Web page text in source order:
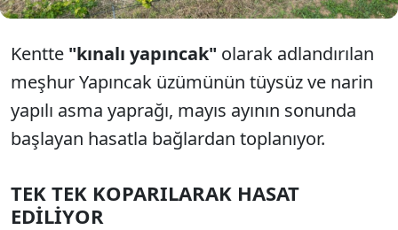
Kentte "kınalı yapıncak" olarak adlandırılan
meşhur Yapıncak üzümünün tüysüz ve narin
yapılı asma yaprağı, mayıs ayının sonunda
başlayan hasatla bağlardan toplanıyor.
TEK TEK KOPARILARAK HASAT
EDİLİYOR